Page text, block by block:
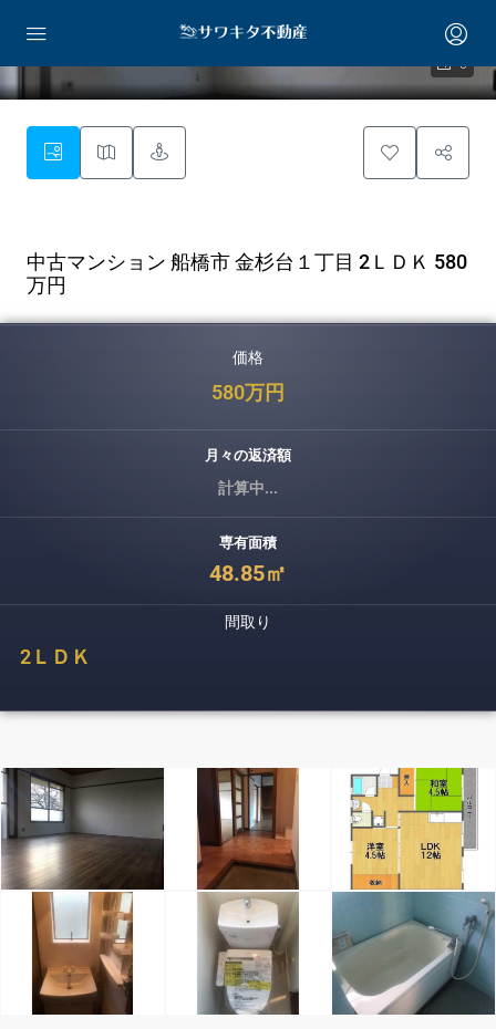
6
中古マンション 船橋市 金杉台１丁目 2ＬＤＫ 580
万円
価格
580万円
月々の返済額
計算中...
専有面積
48.85㎡
間取り
2 ＬＤＫ